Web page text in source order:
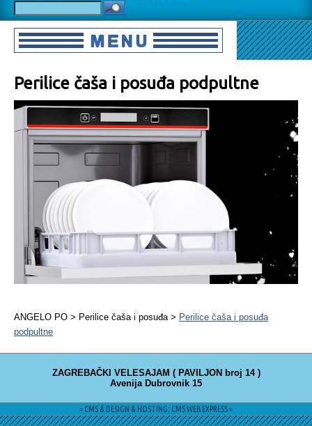
Perilice čaša i posuđa podpultne
ANGELO PO > Perilice čaša i posuđa > Perilice čaša i posuđa
podpultne
ZAGREBAČKI VELESAJAM ( PAVILJON broj 14 )
Avenija Dubrovnik 15
= CMS & DESIGN & HOSTING: CMS WEB EXPRESS =